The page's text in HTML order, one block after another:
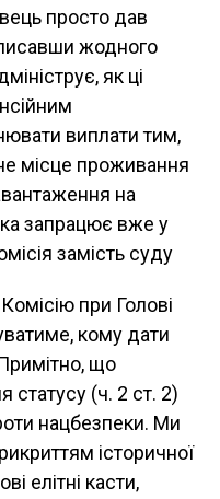
просто дав
жодного
як ці
виплати тим,
місце проживання
на
запрацює вже у
замість суду
при Голові
кому дати
що
статусу (ч. 2 ст. 2)
нацбезпеки. Ми
історичної
елітні касти,